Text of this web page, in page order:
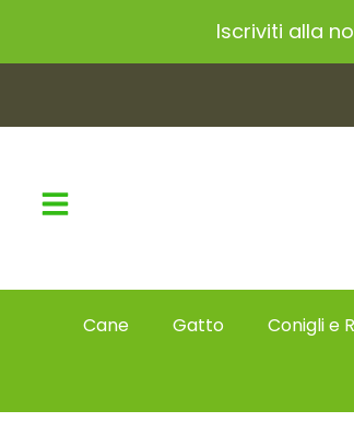
Iscriviti alla
Cane Gatto Conigli e